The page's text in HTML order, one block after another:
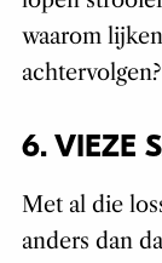
waarom
achtervolgen?
6. VIEZE
Met al die
anders dan